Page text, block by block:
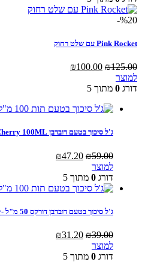
₪205.00.
₪164.00.
%20-
Pink Rocket עם שלט רחוק
₪125.00
המחיר
היה:
₪100.00
למוצר
דורג 0 מתוך 5
ג'ל סיכוך בטעם דובדבן Durex Play Cherry 100ML
₪59.00
המחיר
היה:
₪59.00.
₪47.20
₪47.20.
למוצר
דורג 0 מתוך 5
ג'ל סיכוך בטעם דובדבן דורקס 50 מ"ל -Durex Play Cherry
₪39.00
המחיר
היה:
₪31.20
למוצר
דורג 0 מתוך 5